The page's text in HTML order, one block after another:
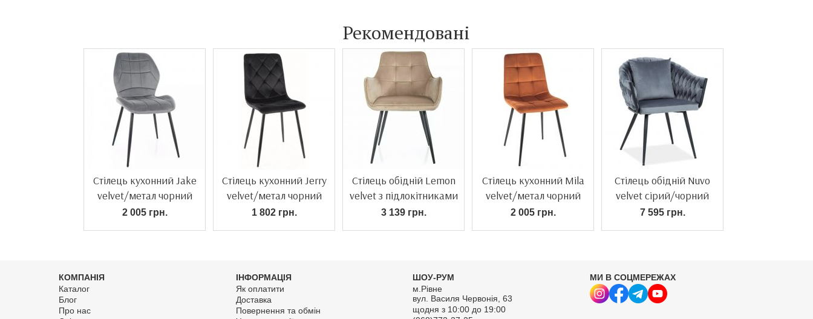
Рекомендовані
Стілець кухонний Jake
velvet/метал чорний
2 005 грн.
Стілець кухонний Jerry
velvet/метал чорний
1 802 грн.
Стілець обідній Lemon
velvet з підлокітниками
3 139 грн.
Стілець кухонний Mila
velvet/метал чорний
2 005 грн.
Стілець обідній Nuvo
velvet сірий/чорний
7 595 грн.
КОМПАНІЯ
Каталог
Блог
Про нас
ІНФОРМАЦІЯ
Як оплатити
Доставка
Повернення та обмін
ШОУ-РУМ
м.Рівне
вул. Василя Червонія, 63
щодня з 10:00 до 19:00
МИ В СОЦМЕРЕЖАХ